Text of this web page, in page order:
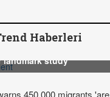
Haberleri
tomb has numerous
Egyptian official
landmark study
450,000 migrants 'are